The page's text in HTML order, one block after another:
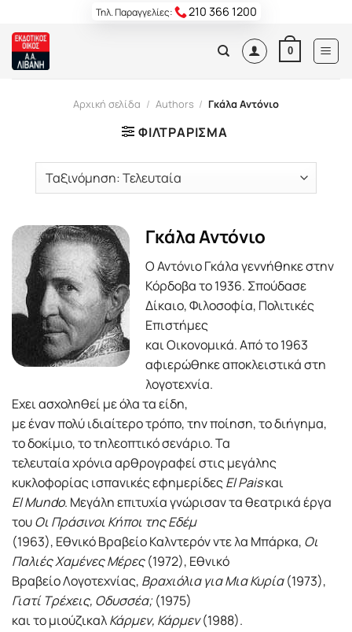
content
Τηλ. Παραγγελίες: 210 366 1200
0
Αρχική σελίδα / Authors / Γκάλα Αντόνιο
ΦΙΛΤΡΆΡΙΣΜΑ
Γκάλα Αντόνιο
Ο Αντόνιο Γκάλα γεννήθηκε στην
Κόρδοβα το 1936. Σπούδασε
Δίκαιο, Φιλοσοφία, Πολιτικές
Επιστήμες
και Οικονομικά. Από το 1963
αφιερώθηκε αποκλειστικά στη
λογοτεχνία.
Εχει ασχοληθεί με όλα τα είδη,
με έναν πολύ ιδιαίτερο τρόπο, την ποίηση, το διήγημα,
το δοκίμιο, το τηλεοπτικό σενάριο. Τα
τελευταία χρόνια αρθρογραφεί στις μεγάλης
κυκλοφορίας ισπανικές εφημερίδεςEl Paisκαι
El Mundo. Μεγάλη επιτυχία γνώρισαν τα θεατρικά έργα
τουΟι Πράσινοι Κήποι της Εδέμ
(1963), Εθνικό Βραβείο Καλντερόν ντε λα Μπάρκα, Οι
Παλιές Χαμένες Μέρες(1972), Εθνικό
Βραβείο Λογοτεχνίας, Βραχιόλια για Μια Κυρία(1973),
Γιατί Τρέχεις, Οδυσσέα;(1975)
και το μιούζικαλΚάρμεν, Κάρμεν(1988).